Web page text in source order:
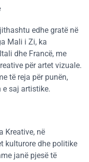
edhe gratë në
Mali i Zi, ka
dhe Francë, me
për artet vizuale.
të reja për punën,
e saj artistike​​.
Kreative, në
kulturore dhe politike
janë pjesë të